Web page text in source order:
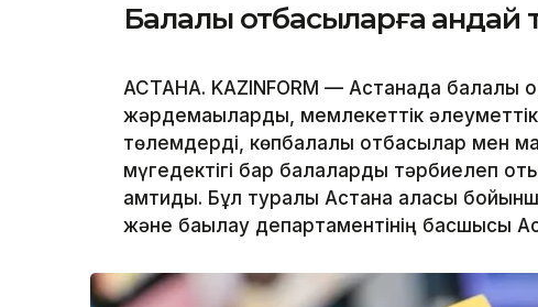
Балалы отбасыларға
АСТАНА. KAZINFORM — Астанада балалы
жәрдемақыларды, мемлекеттік әлеуметтік
төлемдерді, көпбалалы отбасылар мен
мүгедектігі бар балаларды тәрбиелеп
қамтиды. Бұл туралы Астана қаласы
және бақылау департаментінің басшысы